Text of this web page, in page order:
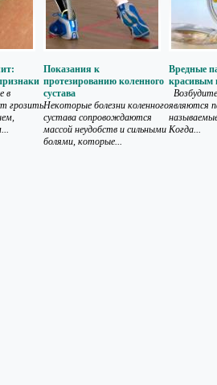
в
грозить
Показания к
протезированию коленного
сустава
Некоторые болезни коленного
сустава сопровождаются
массой неудобств и сильными
болями, которые...
Вредные
красивым
являются
Когда...